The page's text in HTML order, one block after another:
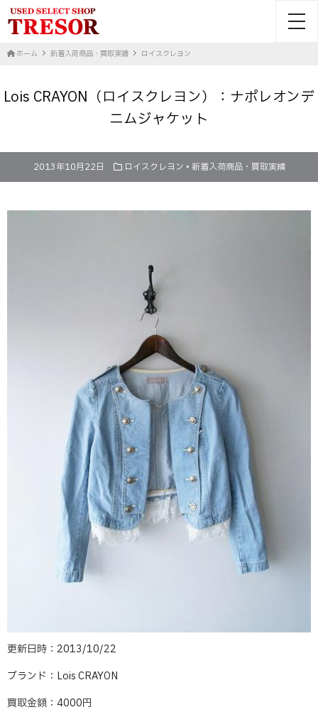
ホーム 新着入荷商品・買取実績 ロイスクレヨン
Lois CRAYON（ロイスクレヨン）：ナポレオンデ
ニムジャケット
2013年10月22日 ロイスクレヨン • 新着入荷商品・買取実績
更新日時：2013/10/22
ブランド：Lois CRAYON
買取金額：4000円